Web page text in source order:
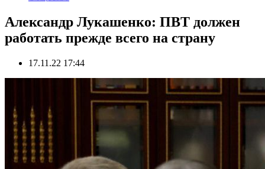
Александр Лукашенко: ПВТ должен
работать прежде всего на страну
17.11.22 17:44